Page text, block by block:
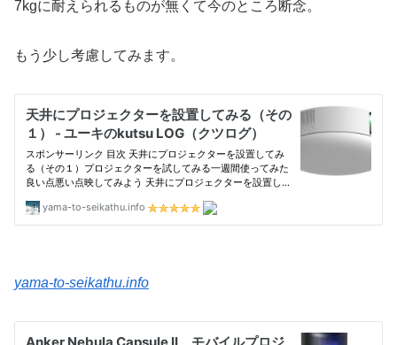
7kgに耐えられるものが無くて今のところ断念。
もう少し考慮してみます。
yama-to-seikathu.info